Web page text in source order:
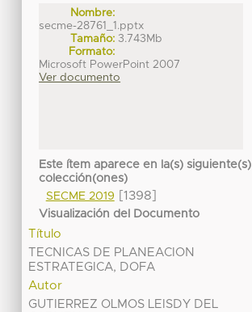
Nombre:
secme-28761_1.pptx
Tamaño: 3.743Mb
Formato:
Microsoft PowerPoint 2007
Ver documento
Este ítem aparece en la(s) siguiente(s)
colección(ones)
SECME 2019
[1398]
Visualización del Documento
Título
TECNICAS DE PLANEACION
ESTRATEGICA, DOFA
Autor
GUTIERREZ OLMOS LEISDY DEL